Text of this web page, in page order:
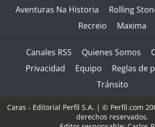
Aventuras Na Historia
Rolling
Recreio
Maxima
Canales RSS Quienes Somos
Privacidad
Equipo
Reglas de
Tránsito
Caras - Editorial Perfil S.A. | © Perfil.com
derechos reservados.